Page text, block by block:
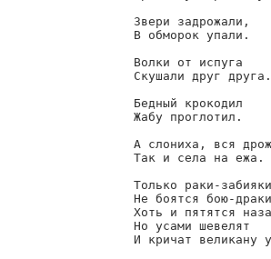
Звери задрожали,
В обморок упали.
Волки от испуга
Скушали друг друга.
Бедный крокодил
Жабу проглотил.
А слониха, вся
Так и села на ежа.
Только раки-забияки
Не боятся бою-
Хоть и пятятся
Но усами шевелят
И кричат великану